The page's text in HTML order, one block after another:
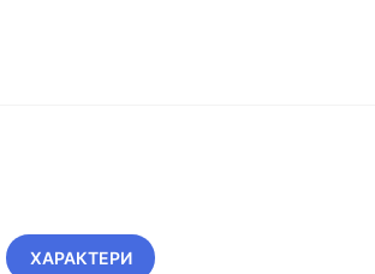
ХАРАКТЕРИ